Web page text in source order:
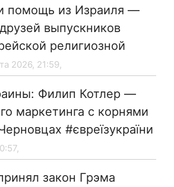
помощь из Израиля —
выпускников
религиозной
2026, 21:59,
Филип Котлер —
маркетинга с корнями
#євреїзукраїни
закон Грэма